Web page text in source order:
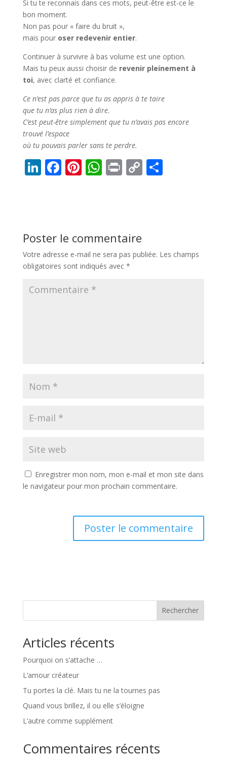
Si tu te reconnais dans ces mots, peut-être est-ce le
bon moment.
Non pas pour « faire du bruit »,
mais pour oser redevenir entier.
Continuer à survivre à bas volume est une option.
Mais tu peux aussi choisir de revenir pleinement à
toi, avec clarté et confiance.
Ce n’est pas parce que tu as appris à te taire
que tu n’as plus rien à dire.
C’est peut-être simplement que tu n’avais pas encore
trouvé l’espace
où tu pouvais parler sans te perdre.
Li
dI
n
F
o
o
k
Pi
st
W
A
p
p
PrC
n
k
P
Poster le commentaire
Votre adresse e-mail ne sera pas publiée. Les champs
obligatoires sont indiqués avec *
Enregistrer mon nom, mon e-mail et mon site dans
le navigateur pour mon prochain commentaire.
Rechercher
Articles récents
Pourquoi on s’attache …
L’amour créateur
Tu portes la clé. Mais tu ne la tournes pas
Quand vous brillez, il ou elle s’éloigne
L’autre comme supplément
Commentaires récents